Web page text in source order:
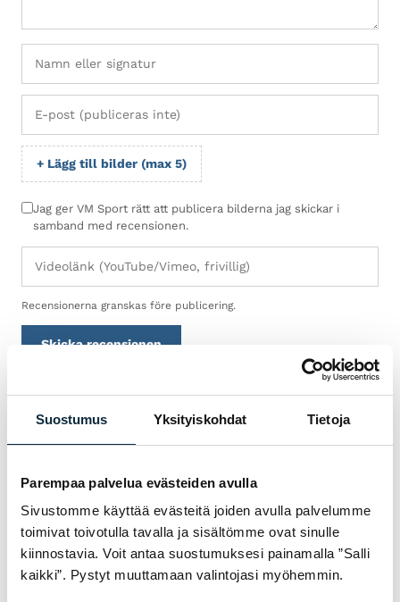
Suostumus Yksityiskohdat Tietoja
Parempaa palvelua evästeiden avulla
Sivustomme käyttää evästeitä joiden avulla palvelumme
toimivat toivotulla tavalla ja sisältömme ovat sinulle
kiinnostavia. Voit antaa suostumuksesi painamalla ”Salli
kaikki”. Pystyt muuttamaan valintojasi myöhemmin.
+ Lägg till bilder (max 5)
Jag ger VM Sport rätt att publicera bilderna jag skickar i
samband med recensionen.
Recensionerna granskas före publicering.
Skicka recensionen
GARANTI & SERVICE
VARFÖR VM SPORT?
cyklarna vi säljer i vår egen verkstad i
Jakobstad. Hos oss får du sakkunnig hjälp
med val, inpassning och service — både före